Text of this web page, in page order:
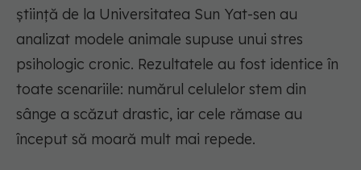
știință de la Universitatea Sun Yat-sen au
analizat modele animale supuse unui stres
psihologic cronic. Rezultatele au fost identice în
toate scenariile: numărul celulelor stem din
sânge a scăzut drastic, iar cele rămase au
început să moară mult mai repede.